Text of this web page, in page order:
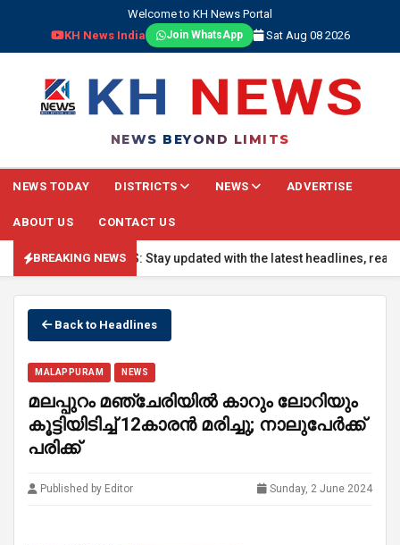
Welcome to KH News Portal
KH News India
Join WhatsApp Sat Aug 08 2026
NEWS BEYOND LIMITS
NEWS TODAY DISTRICTS NEWS ADVERTISE
ABOUT US CONTACT US
BREAKING NEWS
🔴 BREAKING NEWS: Stay updated with the latest headlines,
Back to Headlines
MALAPPURAM NEWS
മലപ്പുറം മഞ്ചേരിയിൽ കാറും ലോറിയും
കൂട്ടിയിടിച്ച് 12കാരൻ മരിച്ചു; നാലുപേർക്ക്
പരിക്ക്
Published by Editor Sunday, 2 June 2024